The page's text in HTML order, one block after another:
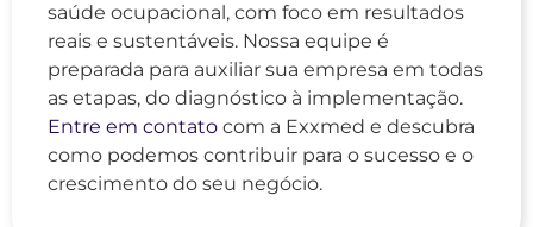
saúde ocupacional, com foco em resultados
reais e sustentáveis. Nossa equipe é
preparada para auxiliar sua empresa em todas
as etapas, do diagnóstico à implementação.
Entre em contato com a Exxmed e descubra
como podemos contribuir para o sucesso e o
crescimento do seu negócio.